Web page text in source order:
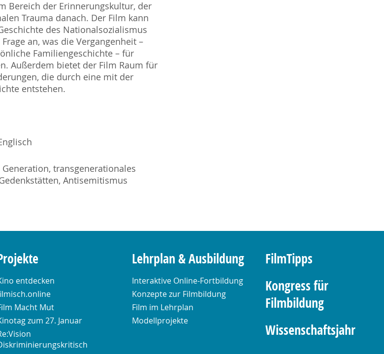
Bereich der Erinnerungskultur, der
Trauma danach. Der Film kann
des Nationalsozialismus
an, was die Vergangenheit –
Familiengeschichte – für
Außerdem bietet der Film Raum für
die durch eine mit der
entstehen.
transgenerationales
Antisemitismus
entdecken
Macht Mut
zum 27. Januar
Lehrplan & Ausbildung
Interaktive Online-Fortbildung
Konzepte zur Filmbildung
Film im Lehrplan
Modellprojekte
FilmTipps
Kongress für
Filmbildung
Wissenschaftsjahr